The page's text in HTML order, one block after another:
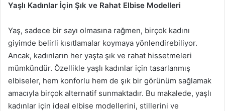
Yaşlı Kadınlar İçin Şık ve Rahat Elbise Modelleri
Yaş, sadece bir sayı olmasına rağmen, birçok kadını
giyimde belirli kısıtlamalar koymaya yönlendirebiliyor.
Ancak, kadınların her yaşta şık ve rahat hissetmeleri
mümkündür. Özellikle yaşlı kadınlar için tasarlanmış
elbiseler, hem konforlu hem de şık bir görünüm sağlamak
amacıyla birçok alternatif sunmaktadır. Bu makalede, yaşlı
kadınlar için ideal elbise modellerini, stillerini ve